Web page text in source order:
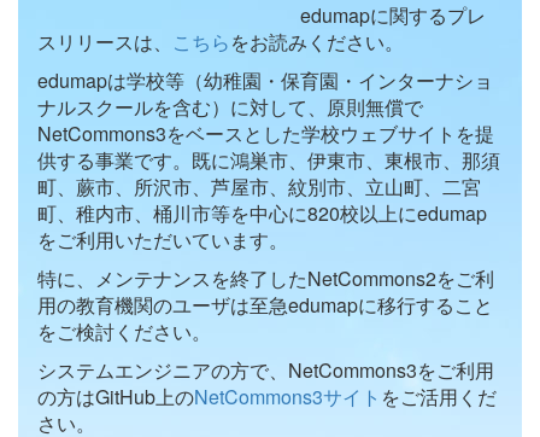
edumapに関するプレ
スリリースは、 こちらをお読みください。
edumapは学校等（幼稚園・保育園・インターナショ
ナルスクールを含む）に対して、原則無償で
NetCommons3をベースとした学校ウェブサイトを提
供する事業です。既に鴻巣市、伊東市、東根市、那須
町、蕨市、所沢市、芦屋市、紋別市、立山町、二宮
町、稚内市、桶川市等を中心に820校以上にedumap
をご利用いただいています。
特に、メンテナンスを終了したNetCommons2をご利
用の教育機関のユーザは至急edumapに移行すること
をご検討ください。
システムエンジニアの方で、NetCommons3をご利用
の方はGitHub上のNetCommons3サイト をご活用くだ
さい。